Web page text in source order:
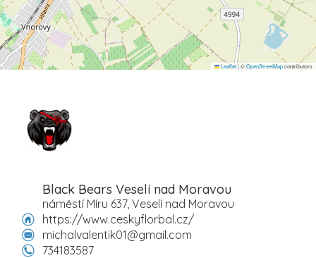
Leaflet|©OpenStreetMapcontributors
Black Bears Veselí nad Moravou
náměstí Míru 637, Veselí nad Moravou
https://www.ceskyflorbal.cz/
michalvalentik01@gmail.com
734183587